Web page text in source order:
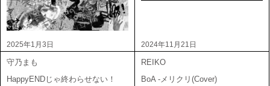
2025年1月3日
守乃まも
HappyENDじゃ終わらせない！
2024年11月21日
REIKO
BoA -メリクリ(Cover)